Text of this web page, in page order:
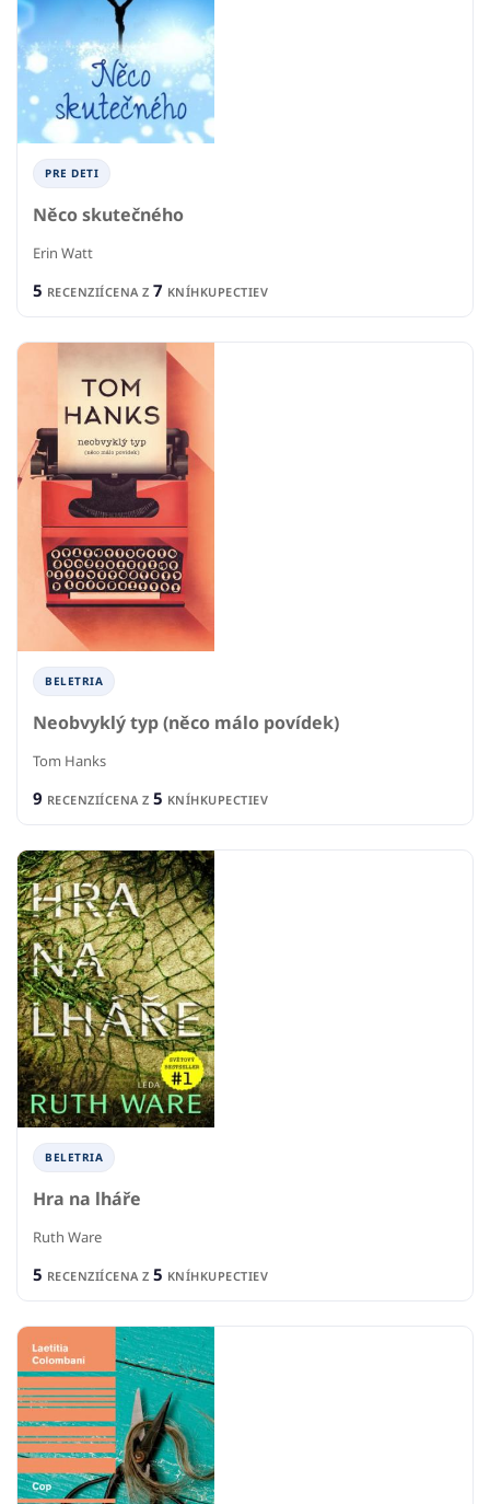
PRE DETI
Něco skutečného
Erin Watt
5 RECENZIÍCENA Z 7 KNÍHKUPECTIEV
BELETRIA
Neobvyklý typ (něco málo povídek)
Tom Hanks
9 RECENZIÍCENA Z 5 KNÍHKUPECTIEV
BELETRIA
Hra na lháře
Ruth Ware
5 RECENZIÍCENA Z 5 KNÍHKUPECTIEV